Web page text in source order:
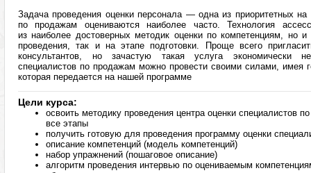
Задача проведения оценки персонала — одна из приоритетных
по продажам оцениваются наиболее часто. Технология
из наиболее достоверных методик оценки по компетенциям, но
проведения, так и на этапе подготовки. Проще всего
консультантов, но зачастую такая услуга экономически
специалистов по продажам можно провести своими силами, имея
которая передается на нашей программе
Цели курса:
освоить методику проведения центра оценки специалистов
все этапы
получить готовую для проведения программу оценки
описание компетенций (модель компетенций)
набор упражнений (пошаговое описание)
алгоритм проведения интервью по оцениваемым